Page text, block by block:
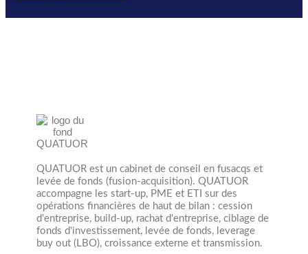
QUATUOR est un cabinet de conseil en fusacqs et
levée de fonds (fusion-acquisition). QUATUOR
accompagne les start-up, PME et ETI sur des
opérations financières de haut de bilan : cession
d'entreprise, build-up, rachat d'entreprise, ciblage de
fonds d'investissement, levée de fonds, leverage
buy out (LBO), croissance externe et transmission.